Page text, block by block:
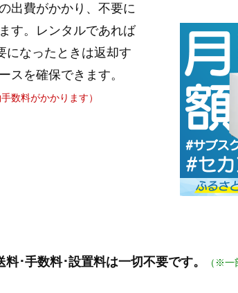
出費がかかり、不要に
す。レンタルであれば
になったときは返却す
スを確保できます。
数料がかかります）
料･手数料･設置料は一切不要です。 （※一